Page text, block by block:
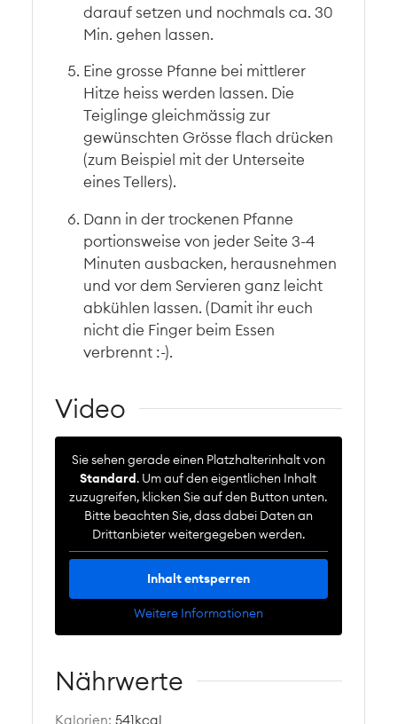
darauf setzen und nochmals ca. 30
Min. gehen lassen.
Eine grosse Pfanne bei mittlerer
Hitze heiss werden lassen. Die
Teiglinge gleichmässig zur
gewünschten Grösse flach drücken
(zum Beispiel mit der Unterseite
eines Tellers).
Dann in der trockenen Pfanne
portionsweise von jeder Seite 3-4
Minuten ausbacken, herausnehmen
und vor dem Servieren ganz leicht
abkühlen lassen. (Damit ihr euch
nicht die Finger beim Essen
verbrennt :-).
Video
Sie sehen gerade einen Platzhalterinhalt von
Standard. Um auf den eigentlichen Inhalt
zuzugreifen, klicken Sie auf den Button unten.
Bitte beachten Sie, dass dabei Daten an
Drittanbieter weitergegeben werden.
Inhalt entsperren
Weitere Informationen
Nährwerte
Kalorien:541kcal